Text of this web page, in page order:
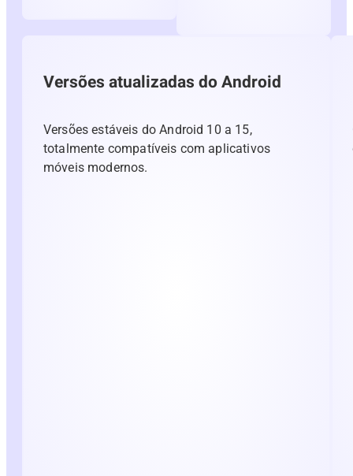
Versões atualizadas do Android
Versões estáveis ​​do Android 10 a 15,
totalmente compatíveis com aplicativos
móveis modernos.